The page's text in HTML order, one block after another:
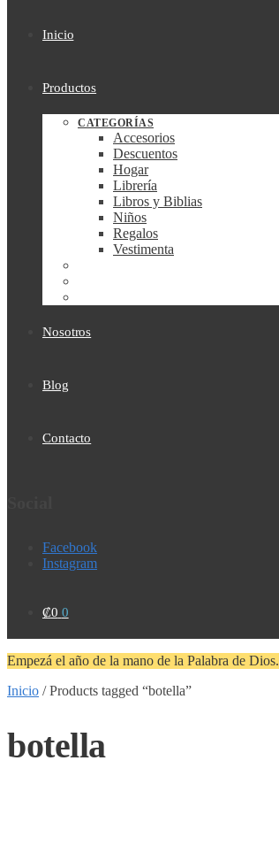
Inicio
Productos
CATEGORÍAS
Accesorios
Descuentos
Hogar
Librería
Libros y Biblias
Niños
Regalos
Vestimenta
Nosotros
Blog
Contacto
Facebook
Instagram
₡0 0
Empezá el año de la mano de la Palabra de Dios.
Inicio /Products tagged “botella”
botella